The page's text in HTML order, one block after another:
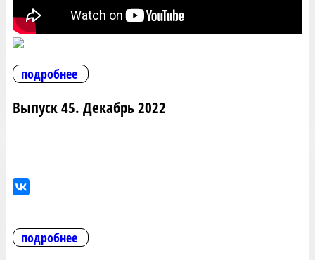
подробнее
Выпуск 45. Декабрь 2022
подробнее